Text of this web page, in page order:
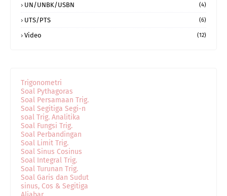
UN/UNBK/USBN (4)
UTS/PTS (6)
Video (12)
Trigonometri
Soal Pythagoras
Soal Persamaan Trig.
Soal Segitiga Segi-n
soal Trig. Analitika
Soal Fungsi Trig.
Soal Perbandingan
Soal Limit Trig.
Soal Sinus Cosinus
Soal Integral Trig.
Soal Turunan Trig.
Soal Garis dan Sudut
sinus, Cos & Segitiga